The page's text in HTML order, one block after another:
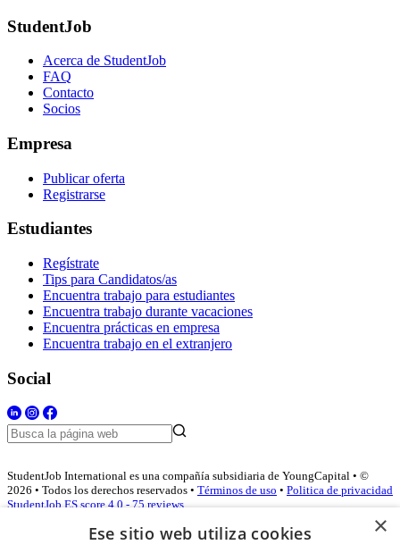
StudentJob
Acerca de StudentJob
FAQ
Contacto
Socios
Empresa
Publicar oferta
Registrarse
Estudiantes
Regístrate
Tips para Candidatos/as
Encuentra trabajo para estudiantes
Encuentra trabajo durante vacaciones
Encuentra prácticas en empresa
Encuentra trabajo en el extranjero
Social
StudentJob International es una compañía subsidiaria de YoungCapital • ©
2026 • Todos los derechos reservados • Términos de uso • Politica de privacidad
StudentJob ES score 4.0 - 75 reviews
×
Ese sitio web utiliza cookies